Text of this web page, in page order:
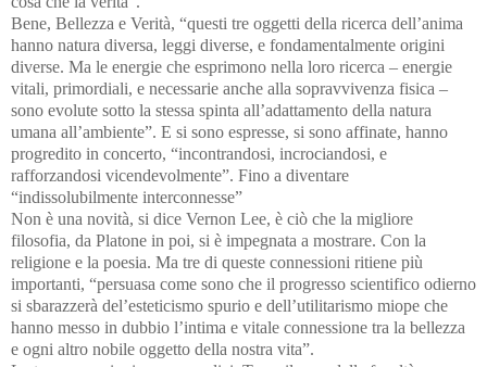
Bene, Bellezza e Verità, “questi tre oggetti della ricerca dell’anima
hanno natura diversa, leggi diverse, e fondamentalmente origini
diverse. Ma le energie che esprimono nella loro ricerca – energie
vitali, primordiali, e necessarie anche alla sopravvivenza fisica –
sono evolute sotto la stessa spinta all’adattamento della natura
umana all’ambiente”. E si sono espresse, si sono affinate, hanno
progredito in concerto, “incontrandosi, incrociandosi, e
rafforzandosi vicendevolmente”. Fino a diventare
“indissolubilmente interconnesse”
Non è una novità, si dice Vernon Lee, è ciò che la migliore
filosofia, da Platone in poi, si è impegnata a mostrare. Con la
religione e la poesia. Ma tre di queste connessioni ritiene più
importanti, “persuasa come sono che il progresso scientifico odierno
si sbarazzerà del’esteticismo spurio e dell’utilitarismo miope che
hanno messo in dubbio l’intima e vitale connessione tra la bellezza
e ogni altro nobile oggetto della nostra vita”.